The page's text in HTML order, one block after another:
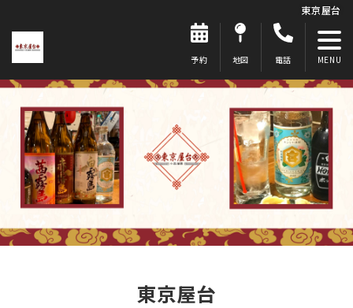
東京屋台
予約 地図 電話
東京屋台